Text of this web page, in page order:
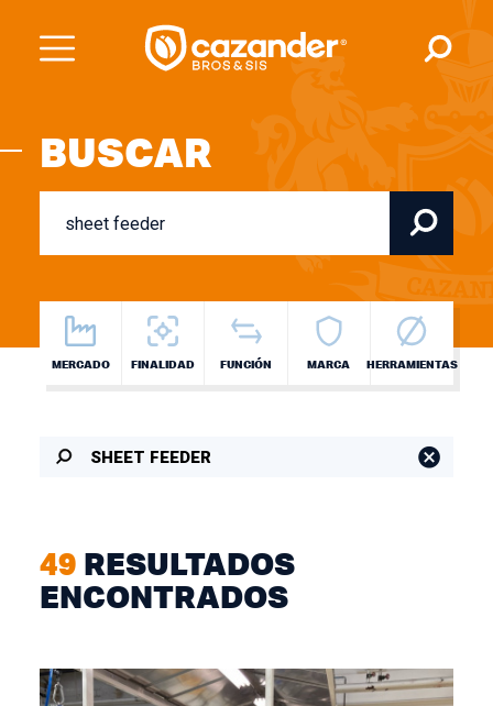
BUSCAR
MERCADO FINALIDAD FUNCIÓN MARCA HERRAMIENTAS
SHEET FEEDER
49 RESULTADOS
ENCONTRADOS